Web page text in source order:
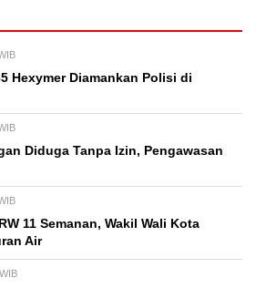
Hexymer Diamankan Polisi di
Diduga Tanpa Izin, Pengawasan
11 Semanan, Wakil Wali Kota
Air